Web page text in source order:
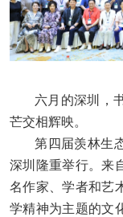
六月的深圳，书
芒交相辉映。
第四届羡林生态
深圳隆重举行。来
名作家、学者和艺
学精神为主题的文